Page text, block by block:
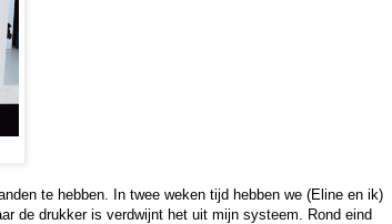
te hebben. In twee weken tijd hebben we (Eline en ik)
de drukker is verdwijnt het uit mijn systeem. Rond eind